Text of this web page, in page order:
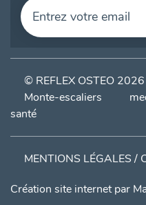
© REFLEX OSTEO 2026
Monte-escaliers
santé
MENTIONS LÉGALES /
Création site internet par